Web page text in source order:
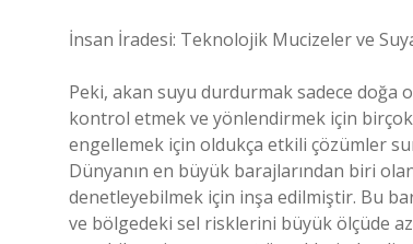
İnsan İradesi: Teknolojik Mucizeler ve
Peki, akan suyu durdurmak sadece doğa
kontrol etmek ve yönlendirmek için
engellemek için oldukça etkili çözümler
Dünyanın en büyük barajlarından biri
denetleyebilmek için inşa edilmiştir. Bu
ve bölgedeki sel risklerini büyük ölçüde